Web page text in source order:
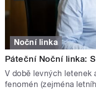
Noční linka
Páteční Noční linka:
V době levných letenek
fenomén (zejména